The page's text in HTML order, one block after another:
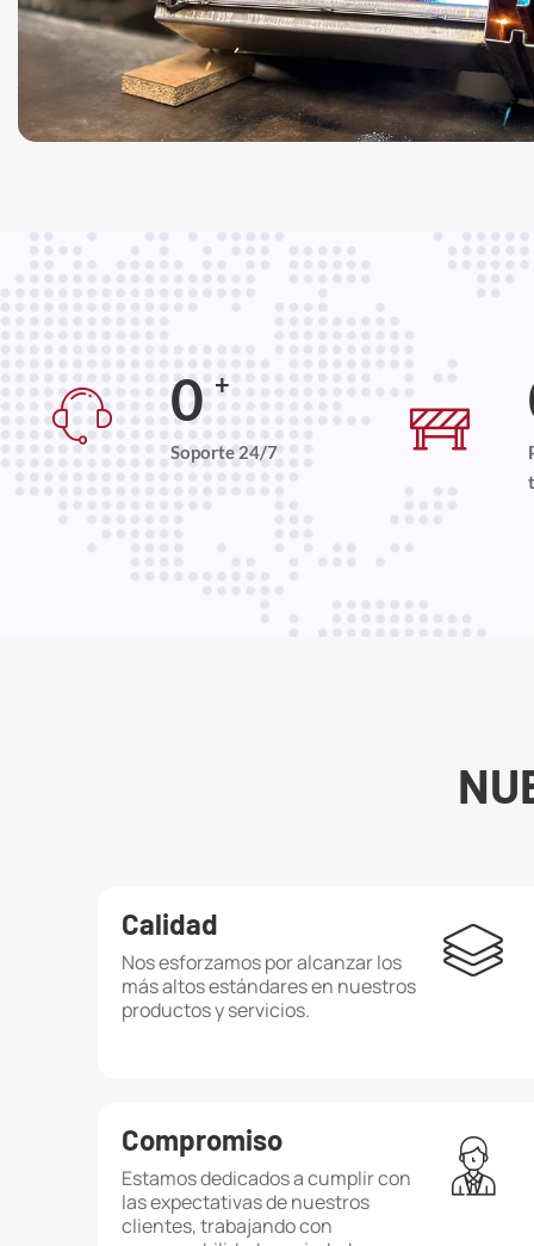
0 +
Soporte 24/7
Calidad
Nos esforzamos por alcanzar los
más altos estándares en nuestros
productos y servicios.
Compromiso
Estamos dedicados a cumplir con
las expectativas de nuestros
clientes, trabajando con